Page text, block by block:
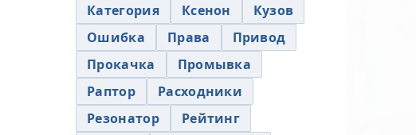
Категория Ксенон
Кузов
Ошибка
Права
Привод
Прокачка
Промывка
Раптор
Расходники
Резонатор
Рейтинг